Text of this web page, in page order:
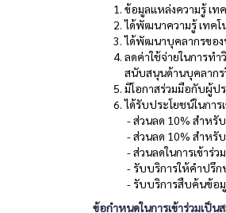
ข้อมูลแหล่งความรู้ เท
ได้พัฒนาความรู้ เทคโ
ได้พัฒนาบุคลากรขอ
ลดค่าใช้จ่ายในการท
สนับสนุนด้านบุคลากร
มีโอกาสร่วมมือกับผู้ป
ได้รับประโยชน์ในการ
- ส่วนลด 10% สำหรั
- ส่วนลด 10% สำหรั
- ส่วนลดในการเข้า
- รับบริการให้คำปรึก
- รับบริการสืบค้นข้อมู
ข้อกำหนดในการเข้าร่วมเป็น